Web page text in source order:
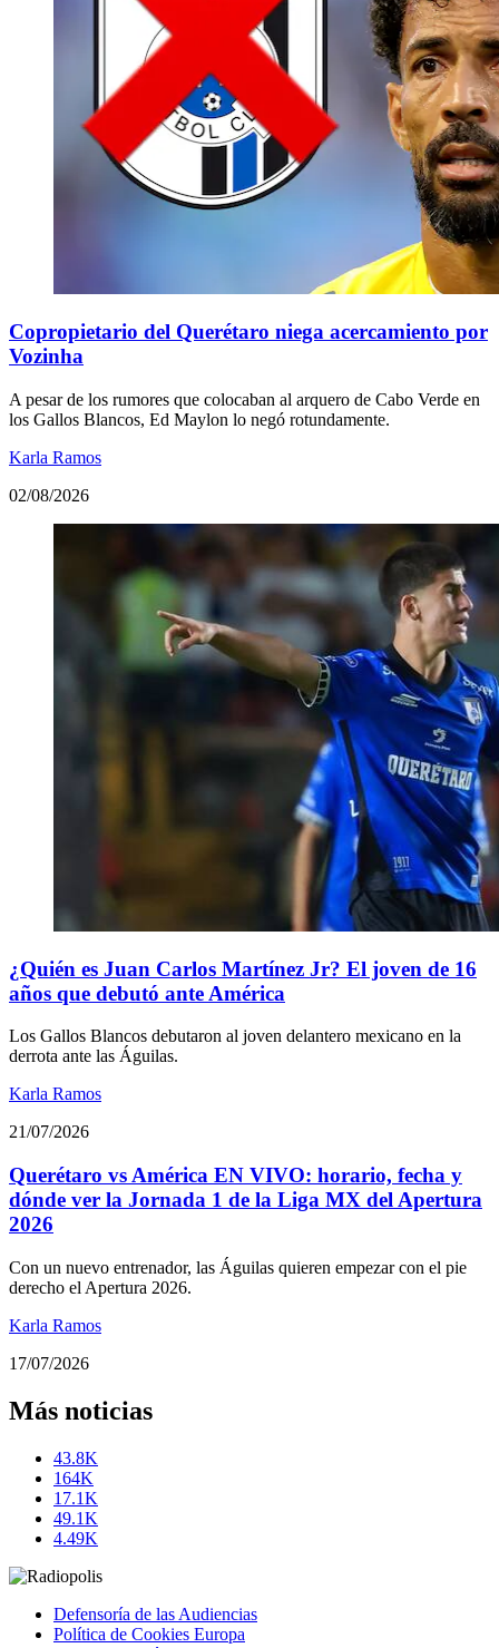
Copropietario del Querétaro niega acercamiento por
Vozinha
A pesar de los rumores que colocaban al arquero de Cabo Verde en
los Gallos Blancos, Ed Maylon lo negó rotundamente.
Karla Ramos
02/08/2026
¿Quién es Juan Carlos Martínez Jr? El joven de 16
años que debutó ante América
Los Gallos Blancos debutaron al joven delantero mexicano en la
derrota ante las Águilas.
Karla Ramos
21/07/2026
Querétaro vs América EN VIVO: horario, fecha y
dónde ver la Jornada 1 de la Liga MX del Apertura
2026
Con un nuevo entrenador, las Águilas quieren empezar con el pie
derecho el Apertura 2026.
Karla Ramos
17/07/2026
Más noticias
43.8K
164K
17.1K
49.1K
4.49K
Defensoría de las Audiencias
Política de Cookies Europa